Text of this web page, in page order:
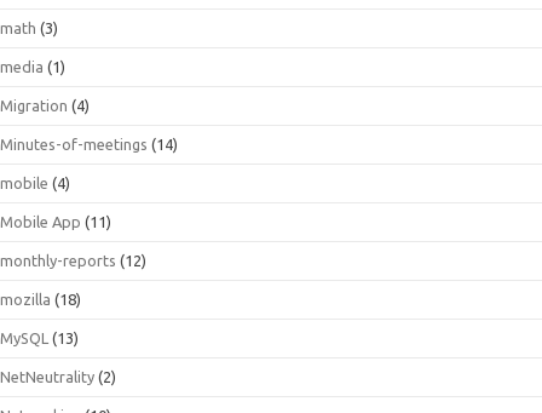
math (3)
media (1)
Migration (4)
Minutes-of-meetings (14)
mobile (4)
Mobile App (11)
monthly-reports (12)
mozilla (18)
MySQL (13)
NetNeutrality (2)